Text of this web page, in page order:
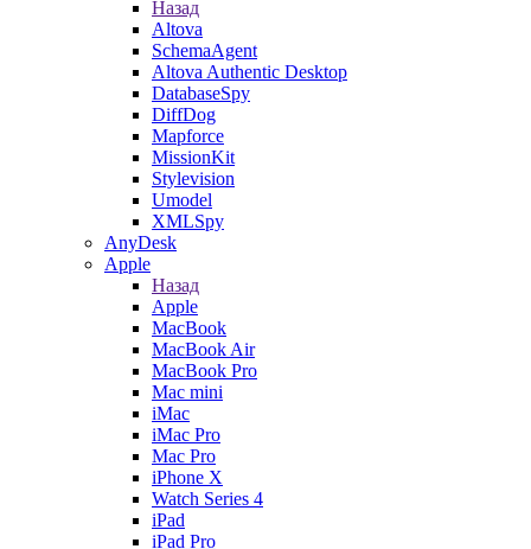
Назад
Altova
SchemaAgent
Altova Authentic Desktop
DatabaseSpy
DiffDog
Mapforce
MissionKit
Stylevision
Umodel
XMLSpy
AnyDesk
Apple
Назад
Apple
MacBook
MacBook Air
MacBook Pro
Mac mini
iMac
iMac Pro
Mac Pro
iPhone X
Watch Series 4
iPad
iPad Pro